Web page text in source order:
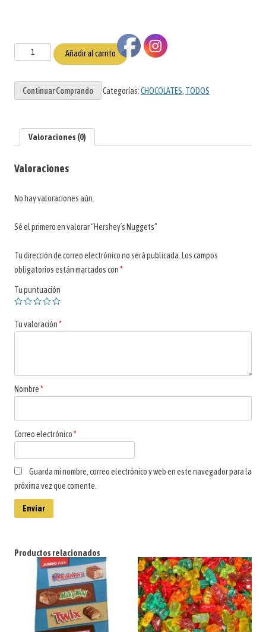
Hershey
cantidad
Añadir al carrito
Continuar Comprando Categorías:CHOCOLATES TODOS
Valoraciones (0)
Valoraciones
No hay valoraciones aún.
Sé el primero en valorar “Hershey´s Nuggets”
Tu dirección de correo electrónico no será publicada. Los campos
obligatorios están marcados con*
Tu puntuación
Tu valoración*
Nombre*
Correo electrónico*
Guarda mi nombre, correo electrónico y web en este navegador para la
próxima vez que comente.
Productos relacionados